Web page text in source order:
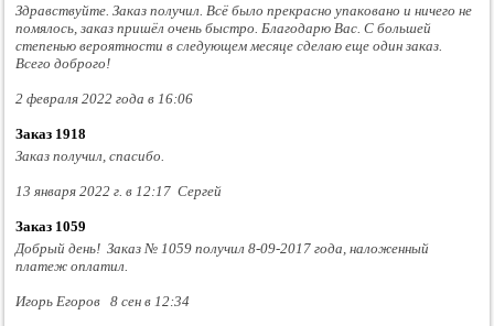
Здравствуйте. Заказ получил. Всё было прекрасно упаковано и ничего не
помялось, заказ пришёл очень быстро. Благодарю Вас. С большей
степенью вероятности в следующем месяце сделаю еще один заказ.
Всего доброго!
2 февраля 2022 года в 16:06
Заказ 1918
Заказ получил, спасибо.
13 января 2022 г. в 12:17 Сергей
Заказ 1059
Добрый день! Заказ № 1059 получил 8-09-2017 года, наложенный
платеж оплатил.
Игорь Егоров 8 сен в 12:34